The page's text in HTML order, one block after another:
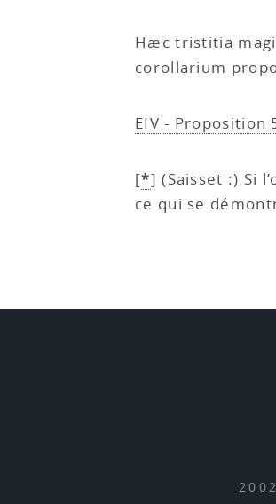
Hæc tristitia
corollarium
EIV - Proposition
[*](Saisset :) Si
ce qui se